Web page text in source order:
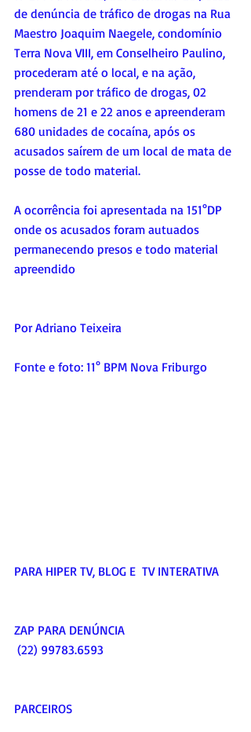
de denúncia de tráfico de drogas na Rua
Maestro Joaquim Naegele, condomínio
Terra Nova VIII, em Conselheiro Paulino,
procederam até o local, e na ação,
prenderam por tráfico de drogas, 02
homens de 21 e 22 anos e apreenderam
680 unidades de cocaína, após os
acusados saírem de um local de mata de
posse de todo material.
A ocorrência foi apresentada na 151°DP
onde os acusados foram autuados
permanecendo presos e todo material
apreendido
Por Adriano Teixeira
Fonte e foto: 11° BPM Nova Friburgo
PARA HIPER TV, BLOG E  TV INTERATIVA
ZAP PARA DENÚNCIA
(22) 99783.6593
PARCEIROS